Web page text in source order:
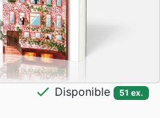
check Disponible 51 ex.